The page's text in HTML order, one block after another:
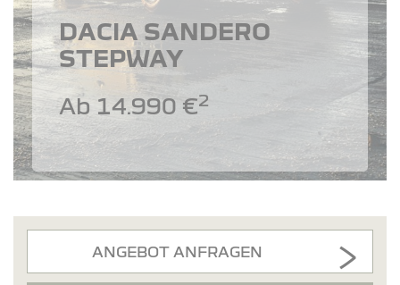
DACIA SANDERO
STEPWAY
Ab 14.990 €2
ANGEBOT ANFRAGEN